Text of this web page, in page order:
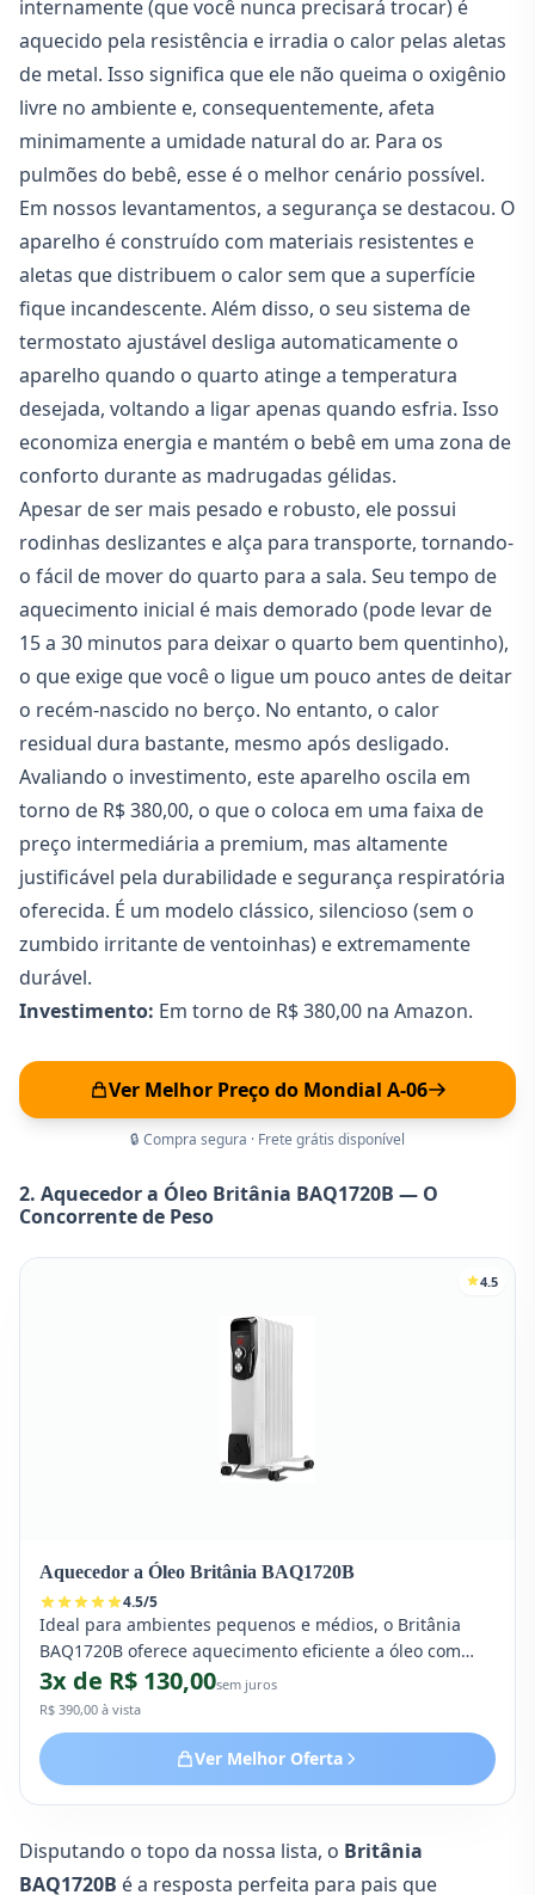
internamente (que você nunca precisará trocar) é
aquecido pela resistência e irradia o calor pelas aletas
de metal. Isso significa que ele não queima o oxigênio
livre no ambiente e, consequentemente, afeta
minimamente a umidade natural do ar. Para os
pulmões do bebê, esse é o melhor cenário possível.
Em nossos levantamentos, a segurança se destacou. O
aparelho é construído com materiais resistentes e
aletas que distribuem o calor sem que a superfície
fique incandescente. Além disso, o seu sistema de
termostato ajustável desliga automaticamente o
aparelho quando o quarto atinge a temperatura
desejada, voltando a ligar apenas quando esfria. Isso
economiza energia e mantém o bebê em uma zona de
conforto durante as madrugadas gélidas.
Apesar de ser mais pesado e robusto, ele possui
rodinhas deslizantes e alça para transporte, tornando-
o fácil de mover do quarto para a sala. Seu tempo de
aquecimento inicial é mais demorado (pode levar de
15 a 30 minutos para deixar o quarto bem quentinho),
o que exige que você o ligue um pouco antes de deitar
o recém-nascido no berço. No entanto, o calor
residual dura bastante, mesmo após desligado.
Avaliando o investimento, este aparelho oscila em
torno de R$ 380,00, o que o coloca em uma faixa de
preço intermediária a premium, mas altamente
justificável pela durabilidade e segurança respiratória
oferecida. É um modelo clássico, silencioso (sem o
zumbido irritante de ventoinhas) e extremamente
durável.
Investimento: Em torno de R$ 380,00 na Amazon.
Ver Melhor Preço do Mondial A-06
🔒 Compra segura · Frete grátis disponível
2. Aquecedor a Óleo Britânia BAQ1720B — O
Concorrente de Peso
4.5
Aquecedor a Óleo Britânia BAQ1720B
4.5/5
Ideal para ambientes pequenos e médios, o Britânia
BAQ1720B oferece aquecimento eficiente a óleo com
rodas para transporte. Mantém a temperatura estável
sem remover a umidade natural do ar do quarto do seu
filho.
3x de R$ 130,00sem juros
R$ 390,00 à vista
Ver Melhor Oferta
Disputando o topo da nossa lista, o Britânia
BAQ1720B é a resposta perfeita para pais que